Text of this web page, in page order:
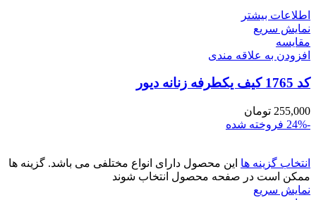
اطلاعات بیشتر
نمایش سریع
مقايسه
افزودن به علاقه مندی
کد 1765 کیف یکطرفه زنانه دیور
255,000 تومان
-24%
فروخته شده
انتخاب گزینه ها این محصول دارای انواع مختلفی می باشد. گزینه ها
ممکن است در صفحه محصول انتخاب شوند
نمایش سریع